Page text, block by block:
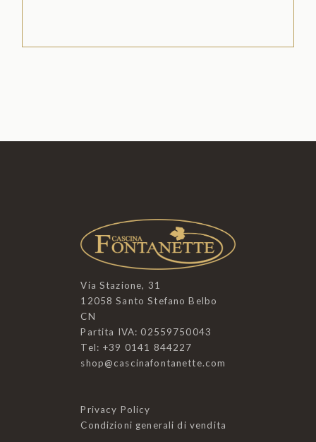
Via Stazione, 31
12058 Santo Stefano Belbo
CN
Partita IVA: 02559750043
Tel: +39 0141 844227
shop@cascinafontanette.com
Privacy Policy
Condizioni generali di vendita